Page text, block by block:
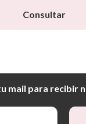
Consultar
mail para recibir